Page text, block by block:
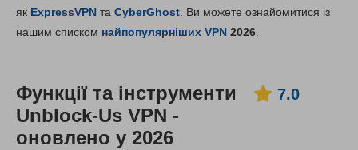
Надійність та підтримка 7.8
як ExpressVPN та CyberGhost . Ви можете ознайомитися із
нашим списком найпопулярніших VPN 2026
Функції та інструменти
Unblock-Us VPN -
оновлено у 2026
7.0